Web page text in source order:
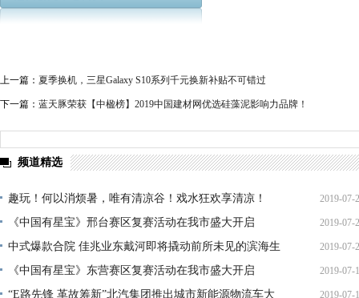
上一篇： 夏季换机，三星Galaxy S10系列千元换新补贴不可错过
下一篇： 蓝天豚荣获【中楹榜】2019中国建材网优选硅藻泥影响力品牌！
频道精选
趣玩！何以消烦暑，唯有清凉谷！戏水狂欢享清凉！ 2019-07-
《中国有星宝》邢台赛区复赛活动在我市盛大开启 2019-07-
中式爆款合院 佳兆业东戴河即将撬动前所未见的滨海生 2019-07-
《中国有星宝》东营赛区复赛活动在我市盛大开启 2019-07-
“E路先锋 革故筹新”北汽集团推出城市新能源物流车大 2019-07-